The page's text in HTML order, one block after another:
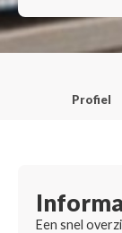
Profiel
Een snel